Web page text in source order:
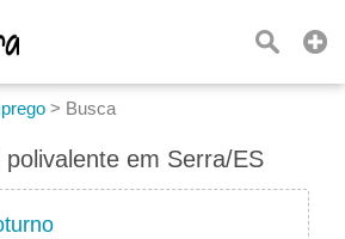
> Busca
em Serra/ES